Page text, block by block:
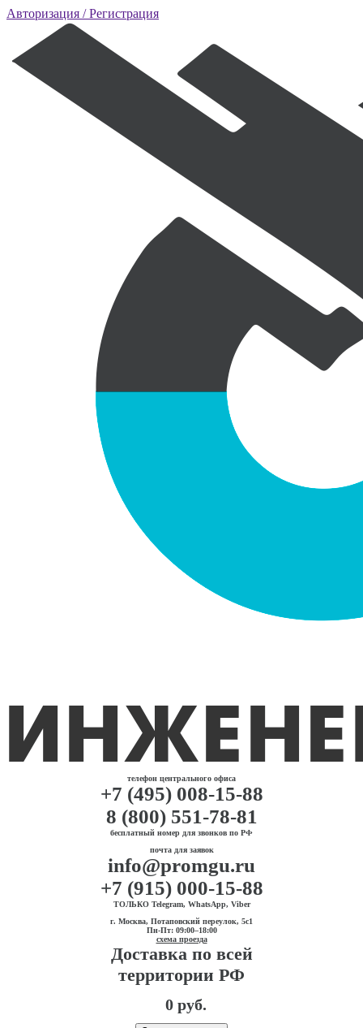
Авторизация / Регистрация
телефон центрального офиса
+7 (495) 008-15-88
8 (800) 551-78-81
бесплатный номер для звонков по РФ
почта для заявок
info@promgu.ru
+7 (915) 000-15-88
ТОЛЬКО Telegram, WhatsApp, Viber
г. Москва, Потаповский переулок, 5с1
Пн-Пт: 09:00–18:00
схема проезда
Доставка по всей
территории РФ
0 руб.